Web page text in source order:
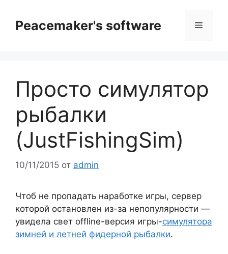
содержимому
Peacemaker's software Меню
Просто симулятор
рыбалки
(JustFishingSim)
10/11/2015 от admin
Чтоб не пропадать наработке игры, сервер
которой остановлен из-за непопулярности —
увидела свет offline-версия игры-симулятора
зимней и летней фидерной рыбалки.